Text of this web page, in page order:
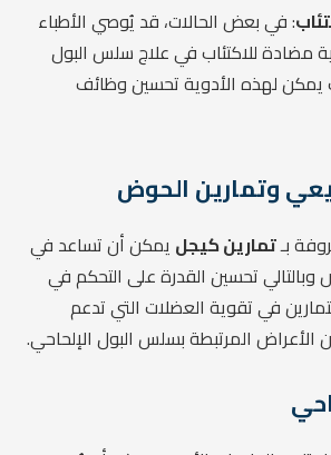
: في بعض الحالات، قد يُوصي الأطباء
مضادة للاكتئاب في علاج سلس البول
يمكن لهذه الأدوية تحسين وظائف
وتمارين الحوض
بـتمارين كيجل يمكن أن تساعد في
تحسين القدرة على التحكم في
في تقوية العضلات التي تدعم
الأعراض المرتبطة بسلس البول الإلحاحي.